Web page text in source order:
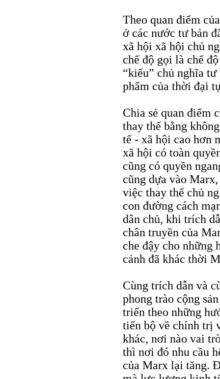
Theo quan điểm
ở các nước tư bản
xã hội xã hội chủ
chế độ gọi là chế
“kiểu” chủ nghĩa
phẩm của thời đại
Chia sẻ quan điểm
thay thế bằng
tế - xã hội cao hơn
xã hội có toàn
cũng có quyền
cũng dựa vào
việc thay thế chủ
con đường cách
dân chủ, khi trích
chân truyền của
che đậy cho những
cảnh đã khác thời
Cùng trích dẫn và
phong trào cộng
triển theo những
tiến bộ về chính trị
khác, nơi nào vai
thì nơi đó nhu cầu
của Marx lại tăng.